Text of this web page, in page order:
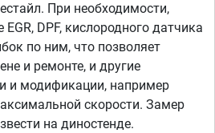
При необходимости,
DPF, кислородного датчика
по ним, что позволяет
и ремонте, и другие
и модификации, например
скорости. Замер
на диностенде.